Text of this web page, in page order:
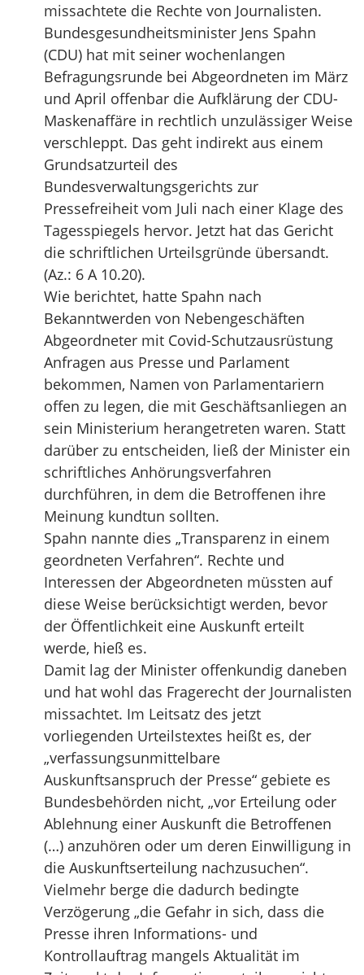
missachtete die Rechte von Journalisten.
Bundesgesundheitsminister Jens Spahn
(CDU) hat mit seiner wochenlangen
Befragungsrunde bei Abgeordneten im März
und April offenbar die Aufklärung der CDU-
Maskenaffäre in rechtlich unzulässiger Weise
verschleppt. Das geht indirekt aus einem
Grundsatzurteil des
Bundesverwaltungsgerichts zur
Pressefreiheit vom Juli nach einer Klage des
Tagesspiegels hervor. Jetzt hat das Gericht
die schriftlichen Urteilsgründe übersandt.
(Az.: 6 A 10.20).
Wie berichtet, hatte Spahn nach
Bekanntwerden von Nebengeschäften
Abgeordneter mit Covid-Schutzausrüstung
Anfragen aus Presse und Parlament
bekommen, Namen von Parlamentariern
offen zu legen, die mit Geschäftsanliegen an
sein Ministerium herangetreten waren. Statt
darüber zu entscheiden, ließ der Minister ein
schriftliches Anhörungsverfahren
durchführen, in dem die Betroffenen ihre
Meinung kundtun sollten.
Spahn nannte dies „Transparenz in einem
geordneten Verfahren“. Rechte und
Interessen der Abgeordneten müssten auf
diese Weise berücksichtigt werden, bevor
der Öffentlichkeit eine Auskunft erteilt
werde, hieß es.
Damit lag der Minister offenkundig daneben
und hat wohl das Fragerecht der Journalisten
missachtet. Im Leitsatz des jetzt
vorliegenden Urteilstextes heißt es, der
„verfassungsunmittelbare
Auskunftsanspruch der Presse“ gebiete es
Bundesbehörden nicht, „vor Erteilung oder
Ablehnung einer Auskunft die Betroffenen
(…) anzuhören oder um deren Einwilligung in
die Auskunftserteilung nachzusuchen“.
Vielmehr berge die dadurch bedingte
Verzögerung „die Gefahr in sich, dass die
Presse ihren Informations- und
Kontrollauftrag mangels Aktualität im